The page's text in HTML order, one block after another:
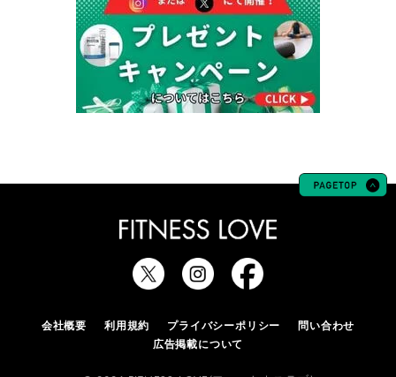
会社概要 利用規約 プライバシーポリシー
問い合わせ
広告掲載について